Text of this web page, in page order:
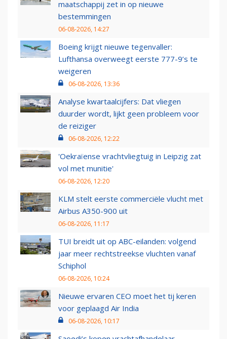
maatschappij zet in op nieuwe
bestemmingen
06-08-2026, 14:27
Boeing krijgt nieuwe tegenvaller:
Lufthansa overweegt eerste 777-9’s te
weigeren
06-08-2026, 13:36
Analyse kwartaalcijfers: Dat vliegen
duurder wordt, lijkt geen probleem voor
de reiziger
06-08-2026, 12:22
'Oekraïense vrachtvliegtuig in Leipzig zat
vol met munitie'
06-08-2026, 12:20
KLM stelt eerste commerciële vlucht met
Airbus A350-900 uit
06-08-2026, 11:17
TUI breidt uit op ABC-eilanden: volgend
jaar meer rechtstreekse vluchten vanaf
Schiphol
06-08-2026, 10:24
Nieuwe ervaren CEO moet het tij keren
voor geplaagd Air India
06-08-2026, 10:17